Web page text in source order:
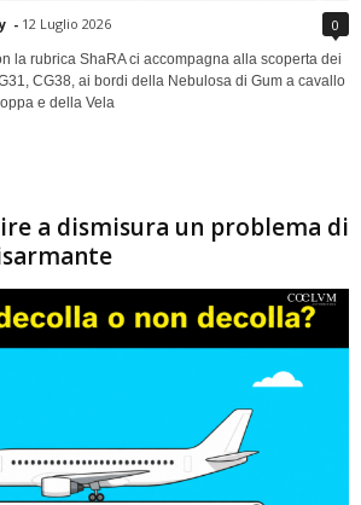
- 12 Luglio 2026 0
la rubrica ShaRA ci accompagna alla scoperta dei
CG38, ai bordi della Nebulosa di Gum a cavallo
e della Vela
a dismisura un problema di